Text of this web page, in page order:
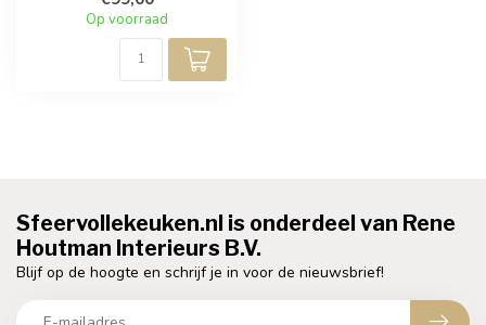
Op voorraad
Sfeervollekeuken.nl is onderdeel van Rene
Houtman Interieurs B.V.
Blijf op de hoogte en schrijf je in voor de nieuwsbrief!